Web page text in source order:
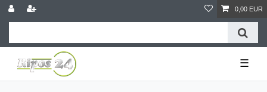
0,00 EUR
☰